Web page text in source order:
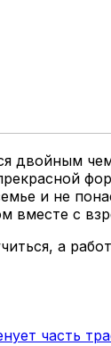
двойным
и не
вместе с
а
часть